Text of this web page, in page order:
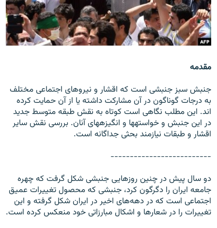
مقدمه
جنبش سبز جنبشی است که اقشار و نيروهای اجتماعی مختلف
به درجات گوناگون در آن مشارکت داشته يا از آن حمايت کرده
اند. اين مطلب نگاهی است کوتاه به نقش طبقه متوسط جديد
در اين جنبش و خواسته‏ها و انگيزه‏های آنان. بررسی نقش ساير
اقشار و طبقات نيازمند بحثی جداگانه است.
--------------------------
دو سال پيش در چنين روزهايی جنبشی شکل گرفت که چهره
جامعه ايران را دگرگون کرد، جنبشی که محصول تغييرات عميق
اجتماعی است که در دهه‌های اخير در ايران شکل گرفته و اين
تغييرات را در شعارها و اشکال مبارزاتی خود منعکس کرده است.